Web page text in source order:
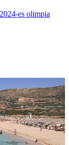
es olimpia